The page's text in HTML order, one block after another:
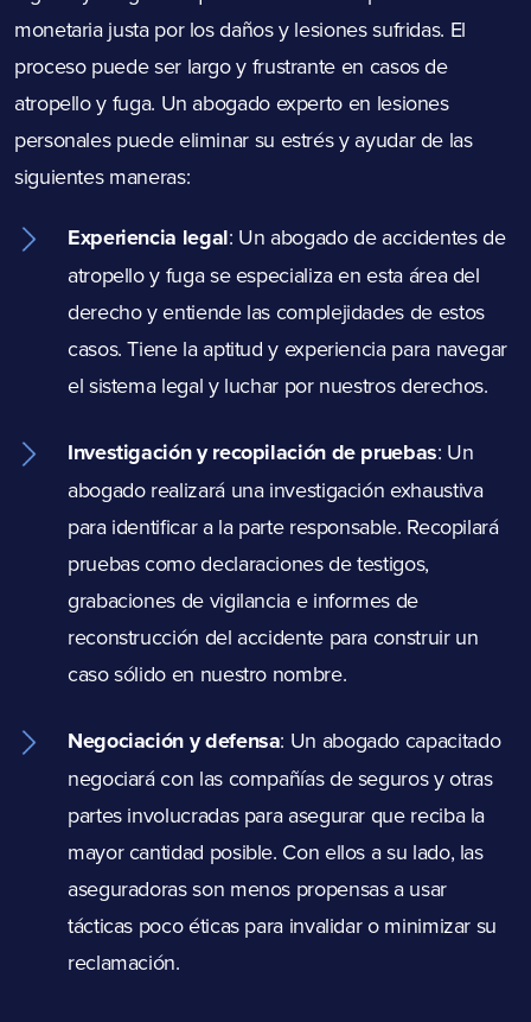
monetaria justa por los daños y lesiones sufridas. El
proceso puede ser largo y frustrante en casos de
atropello y fuga. Un abogado experto en lesiones
personales puede eliminar su estrés y ayudar de las
siguientes maneras:
Experiencia legal: Un abogado de accidentes de
atropello y fuga se especializa en esta área del
derecho y entiende las complejidades de estos
casos. Tiene la aptitud y experiencia para navegar
el sistema legal y luchar por nuestros derechos.
Investigación y recopilación de pruebas: Un
abogado realizará una investigación exhaustiva
para identificar a la parte responsable. Recopilará
pruebas como declaraciones de testigos,
grabaciones de vigilancia e informes de
reconstrucción del accidente para construir un
caso sólido en nuestro nombre.
Negociación y defensa: Un abogado capacitado
negociará con las compañías de seguros y otras
partes involucradas para asegurar que reciba la
mayor cantidad posible. Con ellos a su lado, las
aseguradoras son menos propensas a usar
tácticas poco éticas para invalidar o minimizar su
reclamación.